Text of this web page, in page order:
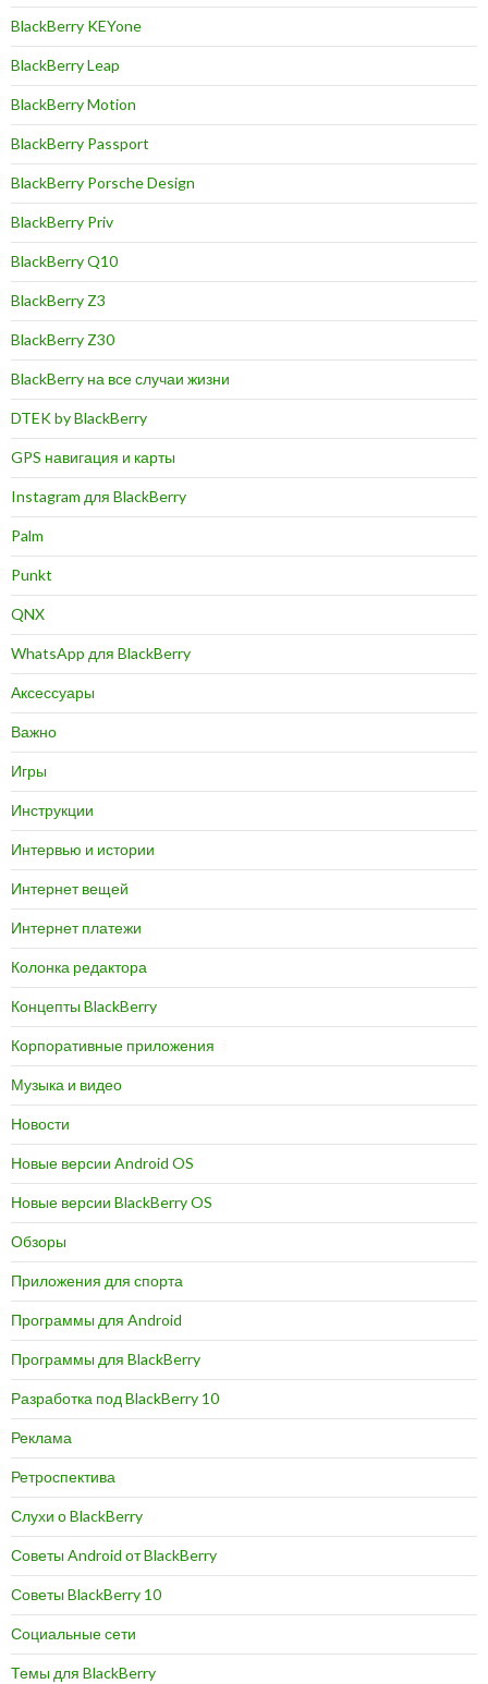
BlackBerry KEYone
BlackBerry Leap
BlackBerry Motion
BlackBerry Passport
BlackBerry Porsche Design
BlackBerry Priv
BlackBerry Q10
BlackBerry Z3
BlackBerry Z30
BlackBerry на все случаи жизни
DTEK by BlackBerry
GPS навигация и карты
Instagram для BlackBerry
Palm
Punkt
QNX
WhatsApp для BlackBerry
Аксессуары
Важно
Игры
Инструкции
Интервью и истории
Интернет вещей
Интернет платежи
Колонка редактора
Концепты BlackBerry
Корпоративные приложения
Музыка и видео
Новости
Новые версии Android OS
Новые версии BlackBerry OS
Обзоры
Приложения для спорта
Программы для Android
Программы для BlackBerry
Разработка под BlackBerry 10
Реклама
Ретроспектива
Слухи о BlackBerry
Советы Android от BlackBerry
Советы BlackBerry 10
Социальные сети
Темы для BlackBerry